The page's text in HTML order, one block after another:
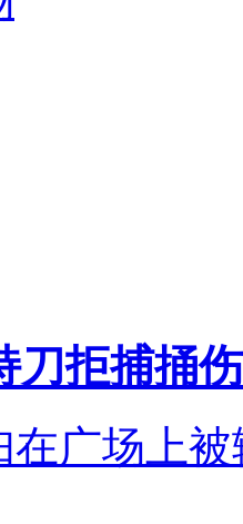
刀拒捕捅
在广场上